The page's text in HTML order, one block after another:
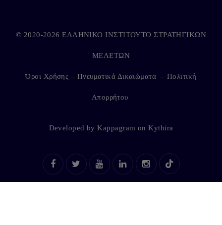
© 2020-2026 ΕΛΛΗΝΙΚΟ ΙΝΣΤΙΤΟΥΤΟ ΣΤΡΑΤΗΓΙΚΩΝ
ΜΕΛΕΤΩΝ
Όροι Χρήσης – Πνευματικά Δικαιώματα – Πολιτική
Απορρήτου
Developed byKappagram onKythira